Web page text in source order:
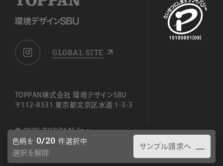
色柄を 0/20 件選択中
選択を解除
サンプル請求へ
GLOBAL SITE
TOPPAN株式会社 環境デザインSBU
〒112-8531 東京都文京区水道 1-3-3
© 2025 TOPPAN Inc.